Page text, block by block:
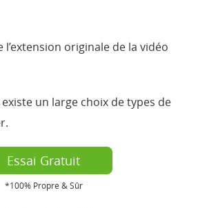
l’extension originale de la vidéo
un large choix de types de
Essai Gratuit
*100% Propre & Sûr